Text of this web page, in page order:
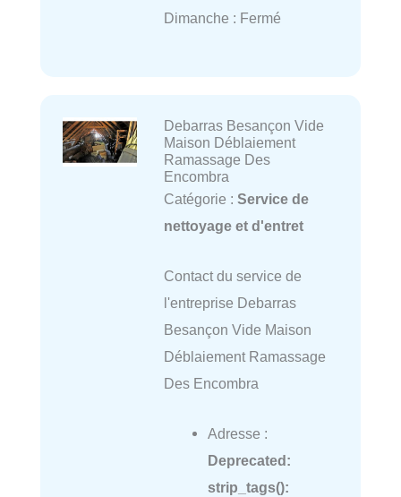
Dimanche : Fermé
Debarras Besançon Vide
Maison Déblaiement
Ramassage Des
Encombra
Catégorie : Service de
nettoyage et d'entret
Contact du service de
l'entreprise Debarras
Besançon Vide Maison
Déblaiement Ramassage
Des Encombra
Adresse :
Deprecated:
strip_tags():